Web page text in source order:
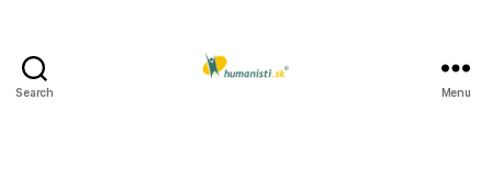
Search Menu